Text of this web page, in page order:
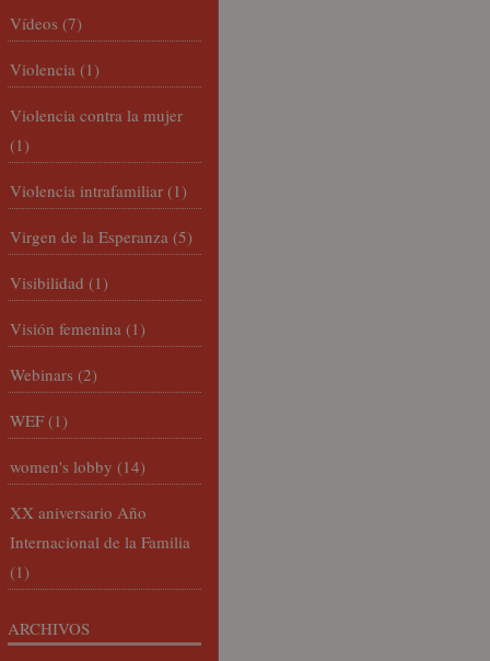
Vídeos (7)
Violencia (1)
Violencia contra la mujer
(1)
Violencia intrafamiliar (1)
Virgen de la Esperanza (5)
Visibilidad (1)
Visión femenina (1)
Webinars (2)
WEF (1)
women's lobby (14)
XX aniversario Año
Internacional de la Familia
(1)
ARCHIVOS